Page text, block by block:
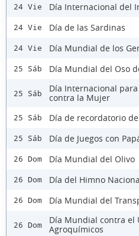
24 Vie Día Internacional del
24 Vie Día de las Sardinas
24 Vie Día Mundial de los
25 Sáb Día Mundial del Oso
25 Sáb
Día Internacional
contra la Mujer
25 Sáb Día de recordatorio
25 Sáb Día de Juegos con
26 Dom Día Mundial del Olivo
26 Dom Día del Himno
26 Dom Día Mundial del
26 Dom
Día Mundial contra el
Agroquímicos